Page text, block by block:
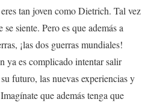
tan joven como Dietrich. Tal vez
siente. Pero es que además a
¡las dos guerras mundiales!
ya es complicado intentar salir
futuro, las nuevas experiencias y
que además tenga que